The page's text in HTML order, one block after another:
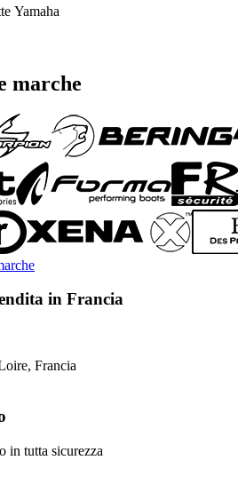
Yamaha
marche
in Francia
Francia
in tutta sicurezza